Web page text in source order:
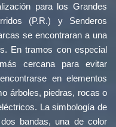
para los Grandes
(P.R.) y Senderos
se encontraran a una
En tramos con especial
cercana para evitar
en elementos
árboles, piedras, rocas o
La simbología de
bandas, una de color